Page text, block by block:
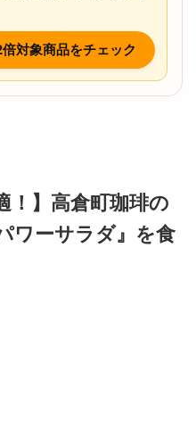
対象商品をチェック
！】高倉町珈琲の
ワーサラダ』を食